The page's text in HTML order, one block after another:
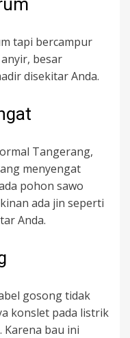
tapi bercampur
besar
disekitar Anda.
Tangerang,
menyengat
pohon sawo
ada jin seperti
Anda.
gosong tidak
konslet pada listrik
bau ini